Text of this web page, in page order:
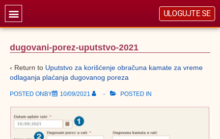
ULOGUJTE SE
dugovani-porez-uputstvo-2021
‹ Return to Uputstvo za korišćenje obračuna kamate za vreme
odlaganja plaćanja dugovanog poreza
POSTED ONBY 10/09/2021 POSTED IN